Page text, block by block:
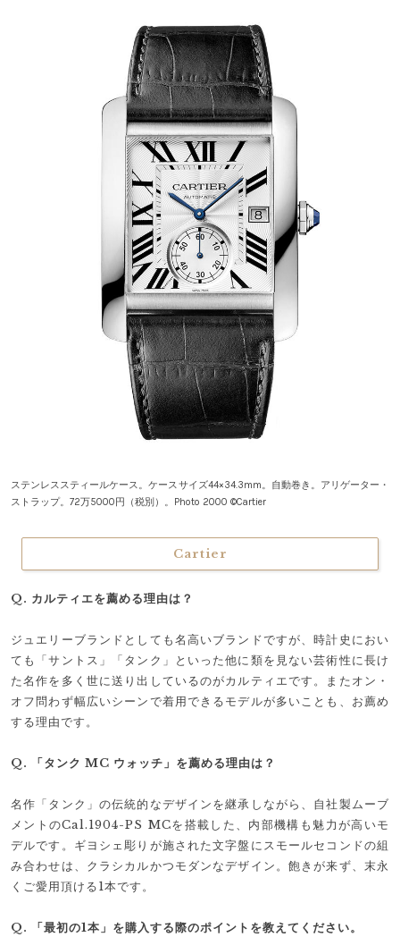
ステンレススティールケース。ケースサイズ44×34.3mm。自動巻き。アリゲーター・
ストラップ。72万5000円（税別）。Photo 2000 ©Cartier
Cartier
Q. カルティエを薦める理由は？
ジュエリーブランドとしても名高いブランドですが、時計史におい
ても「サントス」「タンク」といった他に類を見ない芸術性に長け
た名作を多く世に送り出しているのがカルティエです。またオン・
オフ問わず幅広いシーンで着用できるモデルが多いことも、お薦め
する理由です。
Q. 「タンク MC ウォッチ」を薦める理由は？
名作「タンク」の伝統的なデザインを継承しながら、自社製ムーブ
メントのCal.1904-PS MCを搭載した、内部機構も魅力が高いモ
デルです。ギヨシェ彫りが施された文字盤にスモールセコンドの組
み合わせは、クラシカルかつモダンなデザイン。飽きが来ず、末永
くご愛用頂ける1本です。
Q. 「最初の1本」を購入する際のポイントを教えてください。